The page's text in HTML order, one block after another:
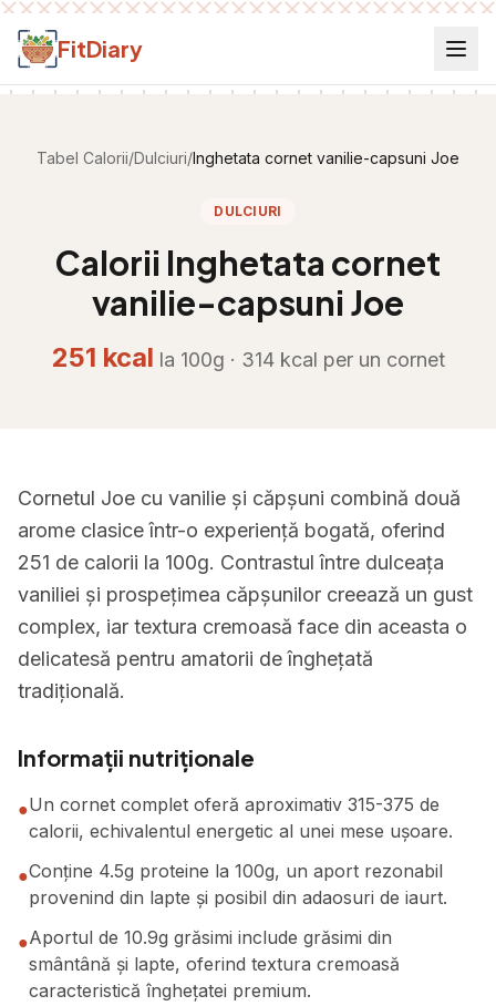
Salt la conținut
FitDiary
Tabel Calorii/Dulciuri/Inghetata cornet vanilie-capsuni Joe
DULCIURI
Calorii Inghetata cornet
vanilie-capsuni Joe
251 kcal la 100g · 314kcal per un cornet
Cornetul Joe cu vanilie și căpșuni combină două
arome clasice într-o experiență bogată, oferind
251 de calorii la 100g. Contrastul între dulceața
vaniliei și prospețimea căpșunilor creează un gust
complex, iar textura cremoasă face din aceasta o
delicatesă pentru amatorii de înghețată
tradițională.
Informații nutriționale
●Un cornet complet oferă aproximativ 315-375 de
calorii, echivalentul energetic al unei mese ușoare.
●Conține 4.5g proteine la 100g, un aport rezonabil
provenind din lapte și posibil din adaosuri de iaurt.
●Aportul de 10.9g grăsimi include grăsimi din
smântână și lapte, oferind textura cremoasă
caracteristică înghețatei premium.